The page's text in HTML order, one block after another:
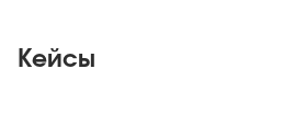
Кейсы